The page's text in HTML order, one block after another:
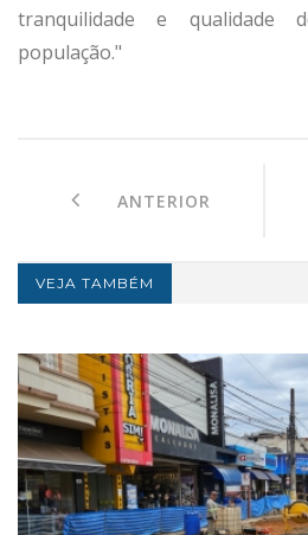
tranquilidade e qualidade
população."
ANTERIOR
VEJA TAMBÉM